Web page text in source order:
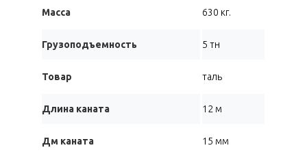
Масса 630 кг.
Грузоподъемность 5 тн
Товар таль
Длина каната 12 м
Дм каната 15 мм